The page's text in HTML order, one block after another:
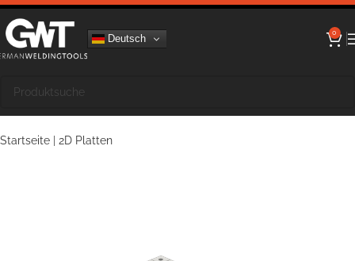
Deutsch 0
Startseite 2D Platten